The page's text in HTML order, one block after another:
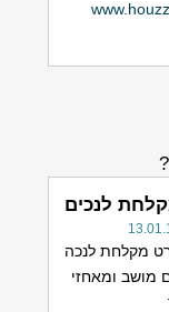
לנכים
מקלחת לנכה
מושב ומאחזי